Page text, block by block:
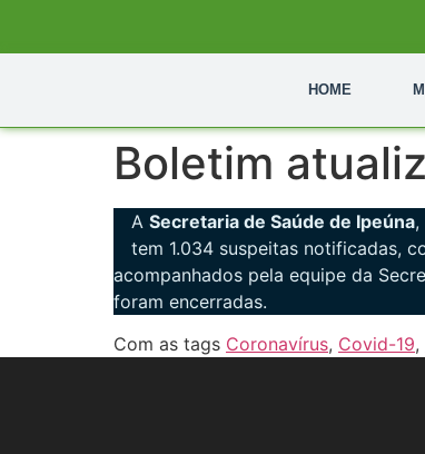
HOME
Boletim
A Secretaria de Saúde de Ipeúna,
tem 1.034 suspeitas notificadas,
acompanhados pela equipe da
foram encerradas.
Com as tags Coronavírus, Covid-19,